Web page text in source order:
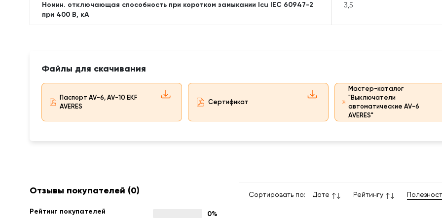
Номин. отключающая способность при коротком замыкании Icu IEC 60947-2
при 400 В, кА
3,5
Файлы для скачивания
Паспорт AV-6, AV-10 EKF
AVERES
Сертификат
Мастер-каталог
"Выключатели
автоматические AV-6
AVERES"
Отзывы покупателей (0)
Рейтинг покупателей 0%
Сортировать по: Дате Рейтингу